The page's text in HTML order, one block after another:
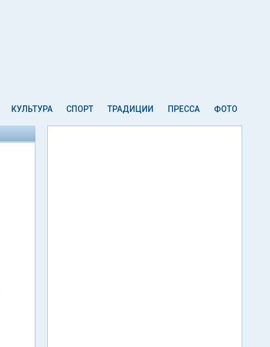
КУЛЬТУРА СПОРТ ТРАДИЦИИ ПРЕССА ФОТО